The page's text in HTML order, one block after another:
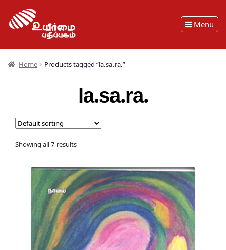
Menu
Home Products tagged “la.sa.ra.”
la.sa.ra.
Showing all 7 results